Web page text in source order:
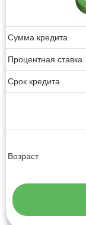
Сумма кредита
Процентная ставка
Срок кредита
Возраст